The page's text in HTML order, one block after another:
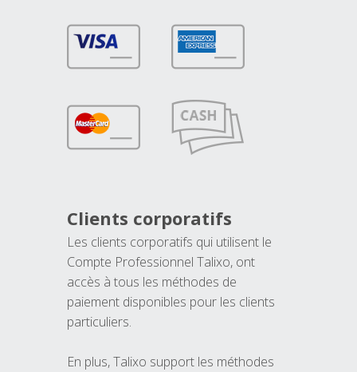
Clients corporatifs
Les clients corporatifs qui utilisent le
Compte Professionnel Talixo, ont
accès à tous les méthodes de
paiement disponibles pour les clients
particuliers.
En plus, Talixo support les méthodes